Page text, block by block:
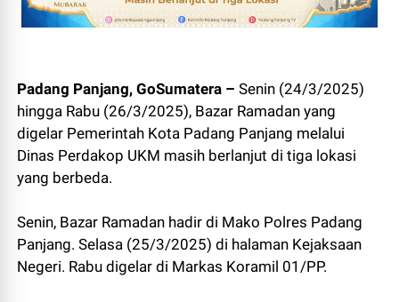
Padang Panjang, GoSumatera –Senin (24/3/2025)
hingga Rabu (26/3/2025), Bazar Ramadan yang
digelar Pemerintah Kota Padang Panjang melalui
Dinas Perdakop UKM masih berlanjut di tiga lokasi
yang berbeda.
Senin, Bazar Ramadan hadir di Mako Polres Padang
Panjang. Selasa (25/3/2025) di halaman Kejaksaan
Negeri. Rabu digelar di Markas Koramil 01/PP.